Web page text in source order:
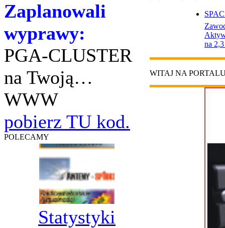
Zaplanowali
wyprawy:
PGA-CLUSTER
na Twoją…
WWW
pobierz TU kod.
POLECAMY
Statystyki
SPAC
na
WITAJ NA